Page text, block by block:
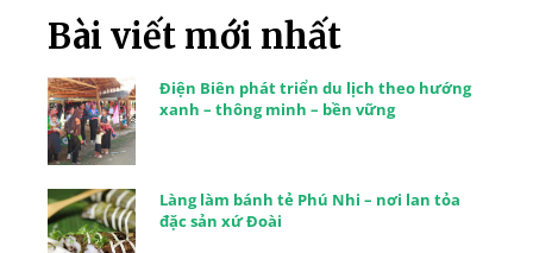
Bài viết mới nhất
Điện Biên phát triển du lịch theo hướng
xanh – thông minh – bền vững
Làng làm bánh tẻ Phú Nhi – nơi lan tỏa
đặc sản xứ Đoài